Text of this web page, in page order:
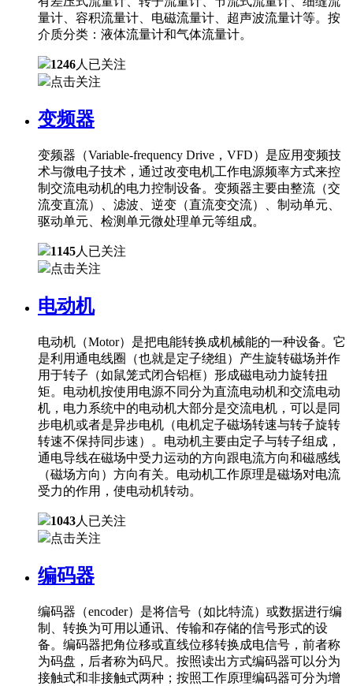
量计、容积流量计、电磁流量计、超声波流量计等。按
介质分类：液体流量计和气体流量计。
1246人已关注
点击关注
变频器
变频器（Variable-frequency Drive，VFD）是应用变频技
术与微电子技术，通过改变电机工作电源频率方式来控
制交流电动机的电力控制设备。变频器主要由整流（交
流变直流）、滤波、逆变（直流变交流）、制动单元、
驱动单元、检测单元微处理单元等组成。
1145人已关注
点击关注
电动机
电动机（Motor）是把电能转换成机械能的一种设备。它
是利用通电线圈（也就是定子绕组）产生旋转磁场并作
用于转子（如鼠笼式闭合铝框）形成磁电动力旋转扭
矩。电动机按使用电源不同分为直流电动机和交流电动
机，电力系统中的电动机大部分是交流电机，可以是同
步电机或者是异步电机（电机定子磁场转速与转子旋转
转速不保持同步速）。电动机主要由定子与转子组成，
通电导线在磁场中受力运动的方向跟电流方向和磁感线
（磁场方向）方向有关。电动机工作原理是磁场对电流
受力的作用，使电动机转动。
1043人已关注
点击关注
编码器
编码器（encoder）是将信号（如比特流）或数据进行编
制、转换为可用以通讯、传输和存储的信号形式的设
备。编码器把角位移或直线位移转换成电信号，前者称
为码盘，后者称为码尺。按照读出方式编码器可以分为
接触式和非接触式两种；按照工作原理编码器可分为增